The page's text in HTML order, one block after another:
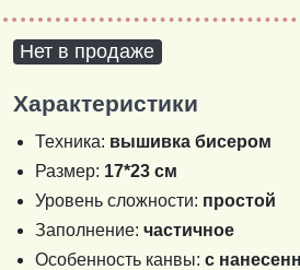
Нет в продаже
Характеристики
Техника: вышивка бисером
Размер: 17*23 см
Уровень сложности: простой
Заполнение: частичное
Особенность канвы: с